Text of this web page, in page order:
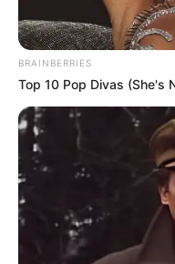
PostedFriss hírek
BRAINBERRIES
Top 10 Pop Divas (She's